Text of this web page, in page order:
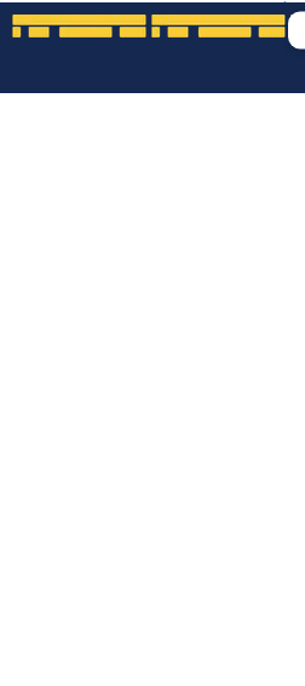
Copyright © 2026 Qawafil Travel |
Astra